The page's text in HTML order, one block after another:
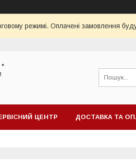
режимі. Оплачені замовлення
ЦЕНТР ДОСТАВКА ТА